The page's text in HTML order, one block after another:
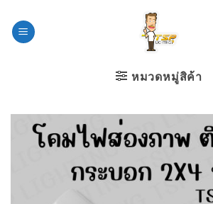
หมวดหมู่สิค้า